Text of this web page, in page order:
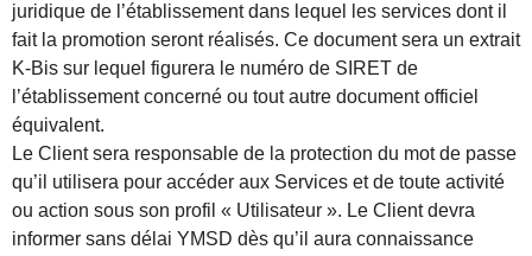
juridique de l’établissement dans lequel les services dont il
fait la promotion seront réalisés. Ce document sera un extrait
K-Bis sur lequel figurera le numéro de SIRET de
l’établissement concerné ou tout autre document officiel
équivalent.
Le Client sera responsable de la protection du mot de passe
qu’il utilisera pour accéder aux Services et de toute activité
ou action sous son profil « Utilisateur ». Le Client devra
informer sans délai YMSD dès qu’il aura connaissance